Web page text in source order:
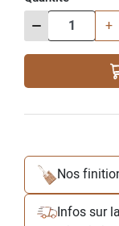
- +
Nos
Infos sur